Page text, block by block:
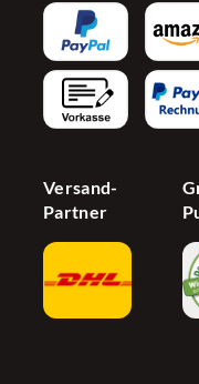
Partnerprogramm
Newsletter
Jetzt Händer werden
AGB
Barrierefreiheit
Cookie
Versand-
Partner